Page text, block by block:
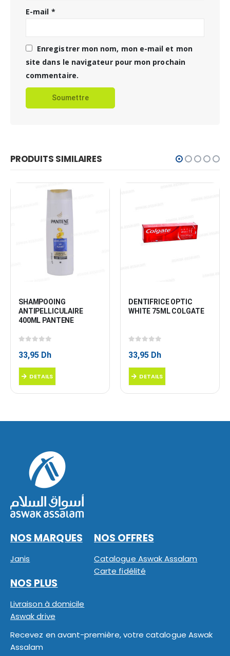
E-mail *
Enregistrer mon nom, mon e-mail et mon
site dans le navigateur pour mon prochain
commentaire.
PRODUITS SIMILAIRES
SHAMPOOING
ANTIPELLICULAIRE
400ML PANTENE
33,95 Dh
DETAILS
DENTIFRICE OPTIC
WHITE 75ML COLGATE
33,95 Dh
DETAILS
NOS MARQUES
Janis
NOS OFFRES
Catalogue Aswak Assalam
Carte fidélité
NOS PLUS
Livraison à domicile
Aswak drive
Recevez en avant-première, votre catalogue Aswak
Assalam